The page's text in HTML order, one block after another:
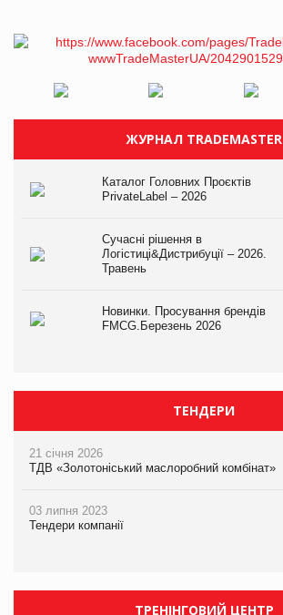
ЖУРНАЛ TRADEMASTER
Каталог Головних Проєктів
PrivateLabel – 2026
Сучасні рішення в
Логістиці&Дистрибуції – 2026.
Травень
Новинки. Просування брендів
FMCG.Березень 2026
ТЕНДЕРИ
21 січня 2026
ТДВ «Золотоніський маслоробний комбінат»
03 липня 2023
Тендери компанії
ТРЕНІНГОВИЙ ЦЕНТР